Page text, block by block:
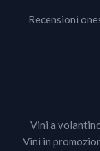
Recensioni
Vini a
Vini in